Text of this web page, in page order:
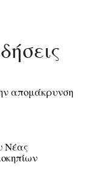
απομάκρυνση
Νέας